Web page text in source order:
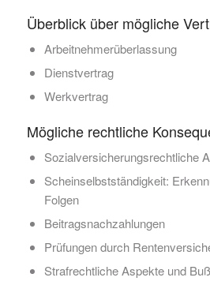
Überblick über mögliche
Arbeitnehmerüberlassung
Dienstvertrag
Werkvertrag
Mögliche rechtliche
Sozialversicherungsrechtliche
Scheinselbstständigkeit:
Folgen
Beitragsnachzahlungen
Prüfungen durch
Strafrechtliche Aspekte und